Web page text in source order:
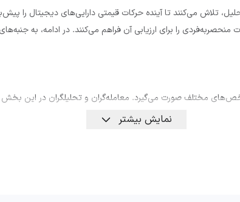
مختلف تحلیل، تلاش می‌کنند تا آینده حرکات قیمتی دارایی‌های دیجیتال
را برای ارزیابی آن فراهم می‌کنند. در ادامه، به
مختلف صورت می‌گیرد. معامله‌گران و تحلیلگران در این بخش
نمایش بیشتر